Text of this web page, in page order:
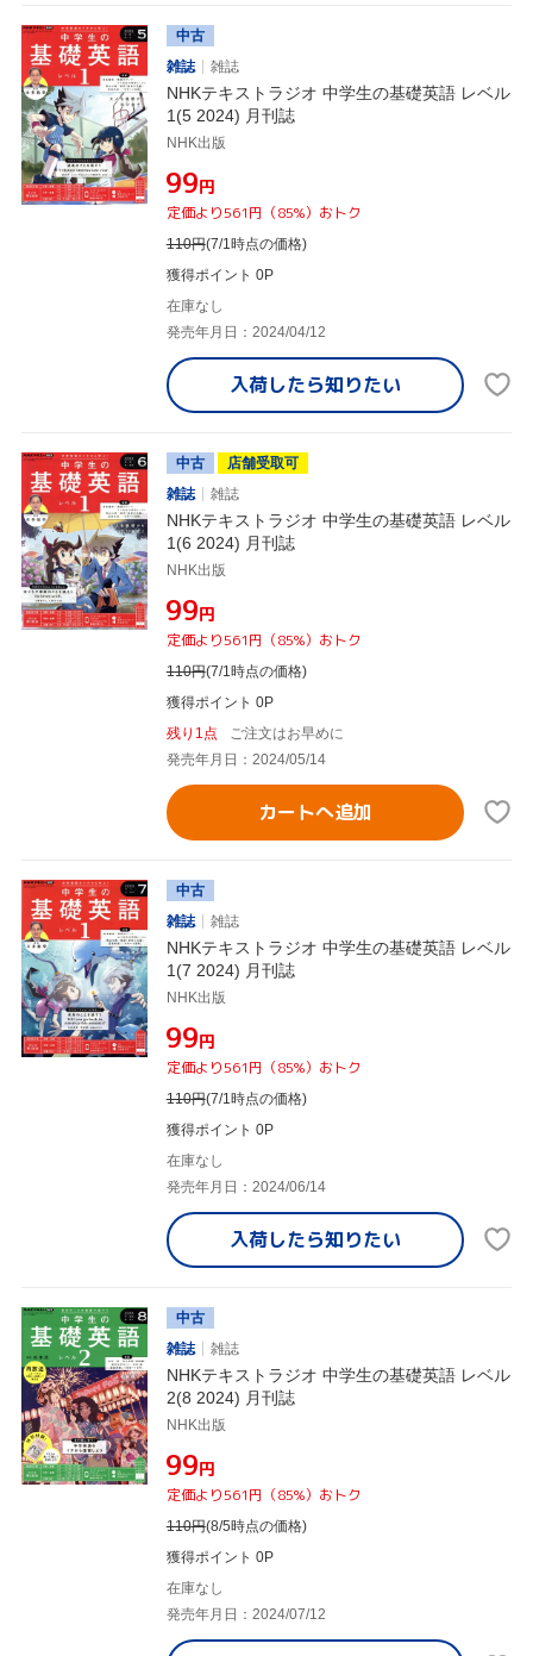
中古
雑誌
雑誌
NHKテキストラジオ 中学生の基礎英語 レベル
1(5 2024) 月刊誌
NHK出版
¥99円
定価より561円（85%）おトク
110円(7/1時点の価格)
獲得ポイント 0P
在庫なし
発売年月日：2024/04/12
入荷したら知りたい
中古
店舗受取可
雑誌
雑誌
NHKテキストラジオ 中学生の基礎英語 レベル
1(6 2024) 月刊誌
NHK出版
¥99円
定価より561円（85%）おトク
110円(7/1時点の価格)
獲得ポイント 0P
残り1点
ご注文はお早めに
発売年月日：2024/05/14
カートへ追加
中古
雑誌
雑誌
NHKテキストラジオ 中学生の基礎英語 レベル
1(7 2024) 月刊誌
NHK出版
¥99円
定価より561円（85%）おトク
110円(7/1時点の価格)
獲得ポイント 0P
在庫なし
発売年月日：2024/06/14
入荷したら知りたい
中古
雑誌
雑誌
NHKテキストラジオ 中学生の基礎英語 レベル
2(8 2024) 月刊誌
NHK出版
¥99円
定価より561円（85%）おトク
110円(8/5時点の価格)
獲得ポイント 0P
在庫なし
発売年月日：2024/07/12